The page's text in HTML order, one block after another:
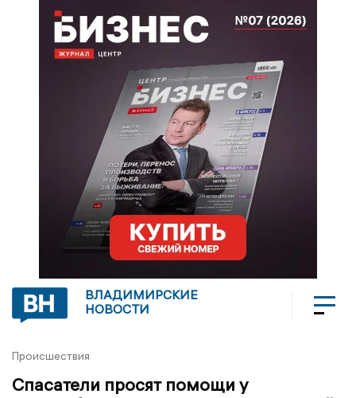
ВЛАДИМИРСКИЕ
НОВОСТИ
Происшествия
Спасатели просят помощи у